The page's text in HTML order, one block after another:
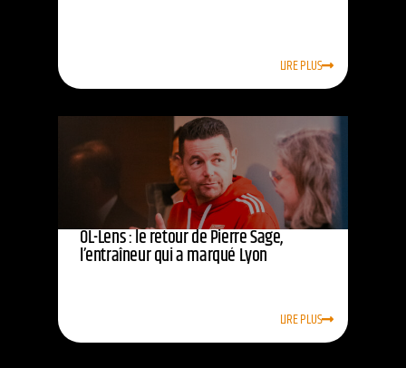
LIRE PLUS
OL-Lens : le retour de Pierre Sage,
l’entraîneur qui a marqué Lyon
LIRE PLUS